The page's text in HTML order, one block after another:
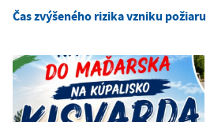
Čas zvýšeného rizika vzniku požiaru